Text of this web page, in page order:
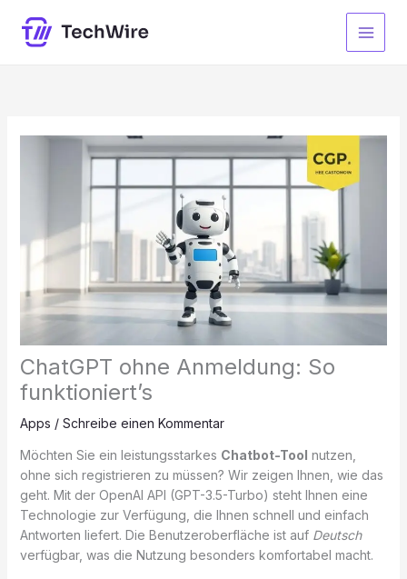
Inhalt
springen
ChatGPT ohne Anmeldung: So
funktioniert’s
Apps / Schreibe einen Kommentar
Möchten Sie ein leistungsstarkes Chatbot-Tool nutzen,
ohne sich registrieren zu müssen? Wir zeigen Ihnen, wie das
geht. Mit der OpenAI API (GPT-3.5-Turbo) steht Ihnen eine
Technologie zur Verfügung, die Ihnen schnell und einfach
Antworten liefert. Die Benutzeroberfläche ist auf Deutsch
verfügbar, was die Nutzung besonders komfortabel macht.